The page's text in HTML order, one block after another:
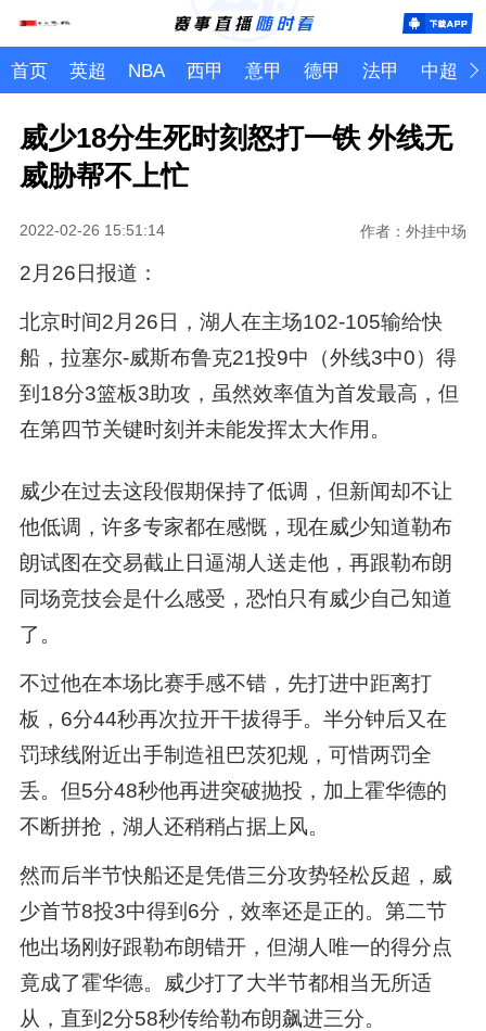
首页 英超 NBA 西甲 意甲 德甲 法甲 中超
威少18分生死时刻怒打一铁 外线无
威胁帮不上忙
2022-02-26 15:51:14 作者：外挂中场
2月26日报道：
北京时间2月26日，湖人在主场102-105输给快
船，拉塞尔-威斯布鲁克21投9中（外线3中0）得
到18分3篮板3助攻，虽然效率值为首发最高，但
在第四节关键时刻并未能发挥太大作用。
威少在过去这段假期保持了低调，但新闻却不让
他低调，许多专家都在感慨，现在威少知道勒布
朗试图在交易截止日逼湖人送走他，再跟勒布朗
同场竞技会是什么感受，恐怕只有威少自己知道
了。
不过他在本场比赛手感不错，先打进中距离打
板，6分44秒再次拉开干拔得手。半分钟后又在
罚球线附近出手制造祖巴茨犯规，可惜两罚全
丢。但5分48秒他再进突破抛投，加上霍华德的
不断拼抢，湖人还稍稍占据上风。
然而后半节快船还是凭借三分攻势轻松反超，威
少首节8投3中得到6分，效率还是正的。第二节
他出场刚好跟勒布朗错开，但湖人唯一的得分点
竟成了霍华德。威少打了大半节都相当无所适
从，直到2分58秒传给勒布朗飙进三分。